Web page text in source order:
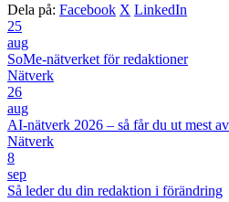
Dela på: Facebook X LinkedIn
25
aug
SoMe-nätverket för redaktioner
Nätverk
26
aug
AI-nätverk 2026 – så får du ut mest
Nätverk
8
sep
Så leder du din redaktion i förändring